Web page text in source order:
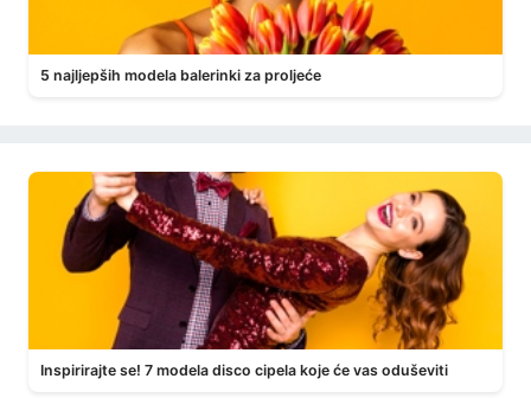
5 najljepših modela balerinki za proljeće
Inspirirajte se! 7 modela disco cipela koje će vas oduševiti